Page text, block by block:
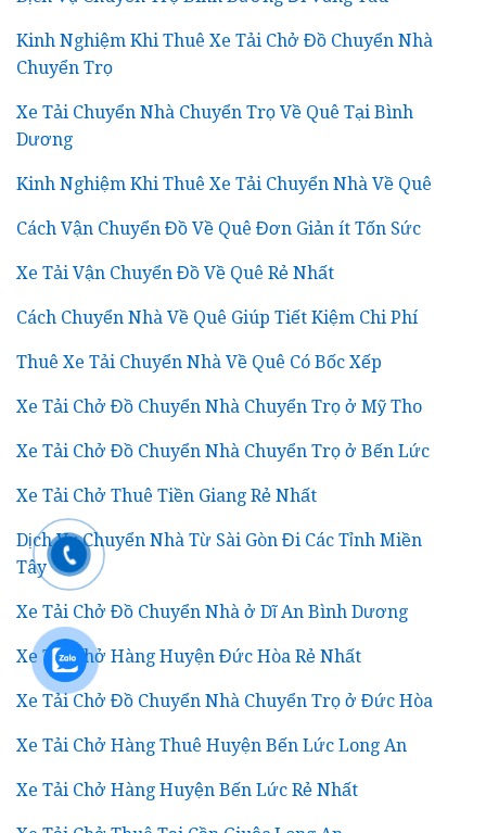
Kinh Nghiệm Khi Thuê Xe Tải Chở Đồ Chuyển Nhà
Chuyển Trọ
Xe Tải Chuyển Nhà Chuyển Trọ Về Quê Tại Bình
Dương
Kinh Nghiệm Khi Thuê Xe Tải Chuyển Nhà Về Quê
Cách Vận Chuyển Đồ Về Quê Đơn Giản ít Tốn Sức
Xe Tải Vận Chuyển Đồ Về Quê Rẻ Nhất
Cách Chuyển Nhà Về Quê Giúp Tiết Kiệm Chi Phí
Thuê Xe Tải Chuyển Nhà Về Quê Có Bốc Xếp
Xe Tải Chở Đồ Chuyển Nhà Chuyển Trọ ở Mỹ Tho
Xe Tải Chở Đồ Chuyển Nhà Chuyển Trọ ở Bến Lức
Xe Tải Chở Thuê Tiền Giang Rẻ Nhất
Dịch Vụ Chuyển Nhà Từ Sài Gòn Đi Các Tỉnh Miền
Tây
Xe Tải Chở Đồ Chuyển Nhà ở Dĩ An Bình Dương
Xe Tải Chở Hàng Huyện Đức Hòa Rẻ Nhất
Xe Tải Chở Đồ Chuyển Nhà Chuyển Trọ ở Đức Hòa
Xe Tải Chở Hàng Thuê Huyện Bến Lức Long An
Xe Tải Chở Hàng Huyện Bến Lức Rẻ Nhất